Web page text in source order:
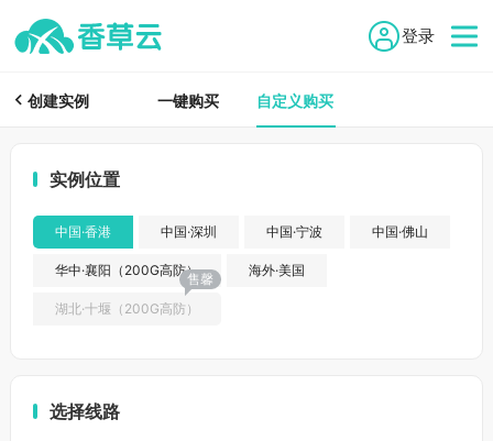
登录
 创建实例 一键购买 自定义购买
实例位置
中国·香港 中国·深圳 中国·宁波 中国·佛山
华中·襄阳（200G高防） 海外·美国
湖北·十堰（200G高防）
售馨
选择线路